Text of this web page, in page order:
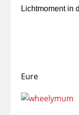
Lichtmoment in
Eure